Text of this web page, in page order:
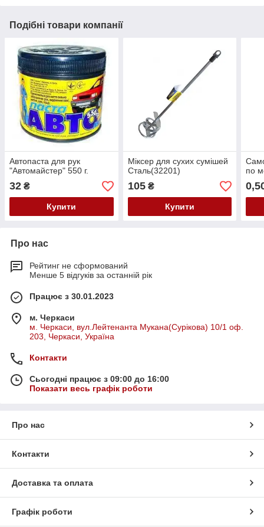
Подібні товари компанії
Автопаста для рук
"Автомайстер" 550 г.
32 ₴
Купити
Міксер для сухих сумішей
Сталь(32201)
105₴
Купити
по
Про нас
Рейтинг не сформований
Менше 5 відгуків за останній рік
Працює з 30.01.2023
м. Черкаси
м. Черкаси, вул.Лейтенанта Мукана(Сурікова) 10/1 оф.
203, Черкаси, Україна
Контакти
Сьогодні працює з 09:00 до 16:00
Показати весь графік роботи
Про нас
Контакти
Доставка та оплата
Графік роботи